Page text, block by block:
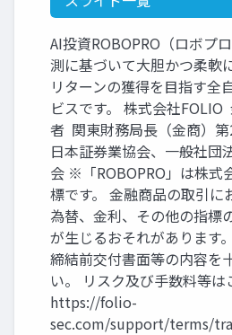
AI投資ROBOPRO（ロボプ
測に基づいて大胆かつ柔軟
リターンの獲得を目指す全
ビスです。 株式会社
者 関東財務局長（金商）第
日本証券業協会、一般社団
会 ※「ROBOPRO」は株式
標です。 金融商品の取引に
為替、金利、その他の指標
が生じるおそれがあります
締結前交付書面等の内容を
い。 リスク及び手数料等は
https://folio-
sec.com/support/terms/